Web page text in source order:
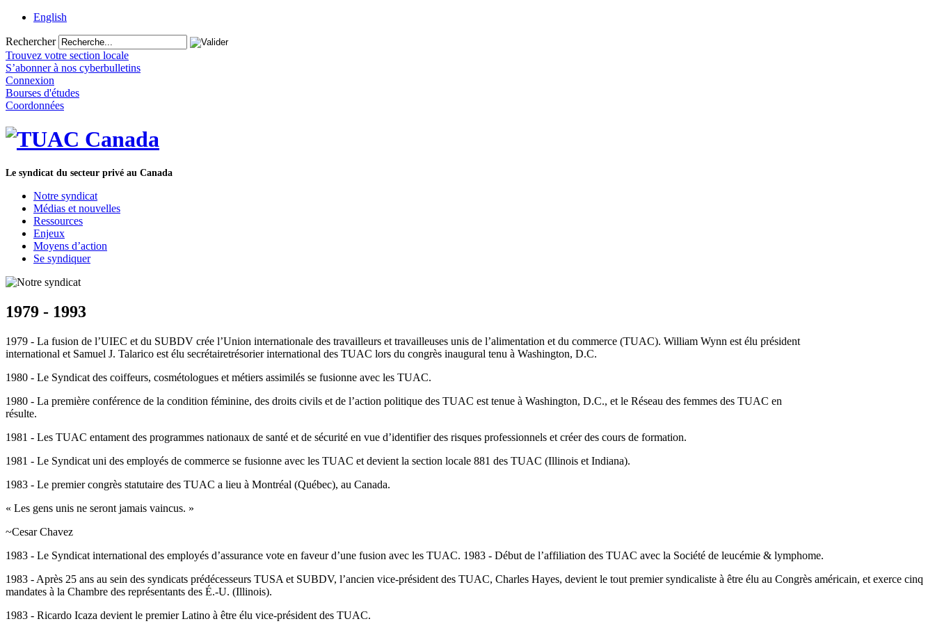
English
Rechercher
Trouvez votre section locale
S’abonner à nos cyberbulletins
Connexion
Bourses d'études
Coordonnées
Le syndicat du secteur privé au Canada
Notre syndicat
Médias et nouvelles
Ressources
Enjeux
Moyens d’action
Se syndiquer
1979 - 1993
1979 - La fusion de l’UIEC et du SUBDV crée l’Union internationale des travailleurs et travailleuses unis de l’alimentation et du commerce (TUAC). William Wynn est élu président
international et Samuel J. Talarico est élu secrétairetrésorier international des TUAC lors du congrès inaugural tenu à Washington, D.C.
1980 - Le Syndicat des coiffeurs, cosmétologues et métiers assimilés se fusionne avec les TUAC.
1980 - La première conférence de la condition féminine, des droits civils et de l’action politique des TUAC est tenue à Washington, D.C., et le Réseau des femmes des TUAC en
résulte.
1981 - Les TUAC entament des programmes nationaux de santé et de sécurité en vue d’identifier des risques professionnels et créer des cours de formation.
1981 - Le Syndicat uni des employés de commerce se fusionne avec les TUAC et devient la section locale 881 des TUAC (Illinois et Indiana).
1983 - Le premier congrès statutaire des TUAC a lieu à Montréal (Québec), au Canada.
« Les gens unis ne seront jamais vaincus. »
~Cesar Chavez
1983 - Le Syndicat international des employés d’assurance vote en faveur d’une fusion avec les TUAC. 1983 - Début de l’affiliation des TUAC avec la Société de leucémie & lymphome.
1983 - Après 25 ans au sein des syndicats prédécesseurs TUSA et SUBDV, l’ancien vice-président des TUAC, Charles Hayes, devient le tout premier syndicaliste à être élu au Congrès américain, et exerce cinq
mandates à la Chambre des représentants des É.-U. (Illinois).
1983 - Ricardo Icaza devient le premier Latino à être élu vice-président des TUAC.